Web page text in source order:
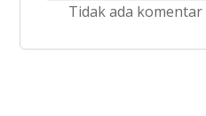
Tidak ada